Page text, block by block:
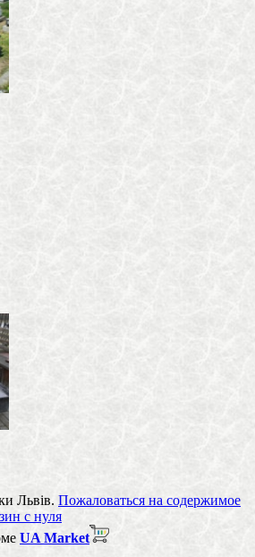
Львів. Пожаловаться на содержимое
с нуля
UA Market